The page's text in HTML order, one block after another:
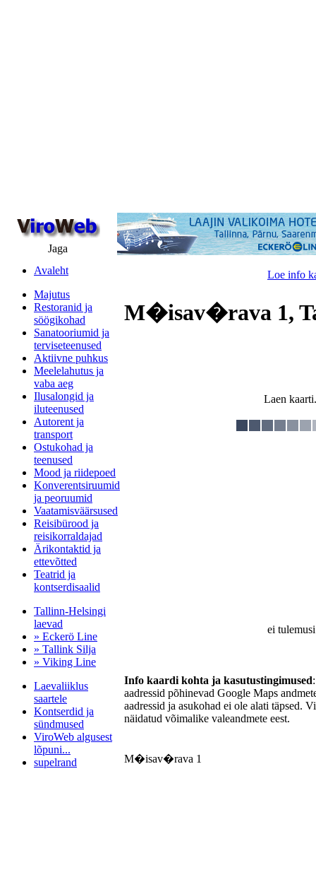
Jaga
Avaleht
Majutus
Restoranid ja
söögikohad
Sanatooriumid ja
terviseteenused
Aktiivne puhkus
Meelelahutus ja
vaba aeg
Ilusalongid ja
iluteenused
Autorent ja
transport
Ostukohad ja
teenused
Mood ja riidepoed
Konverentsiruumid
ja peoruumid
Vaatamisväärsused
Reisibürood ja
reisikorraldajad
Ärikontaktid ja
ettevõtted
Teatrid ja
kontserdisaalid
Tallinn-Helsingi
laevad
» Eckerö Line
» Tallink Silja
» Viking Line
Laevaliiklus
saartele
Kontserdid ja
sündmused
ViroWeb algusest
lõpuni...
supelrand
Loe info
M�isav�rava 1,
Laen
ei
Info kaardi kohta ja kasutustingimused
aadressid põhinevad Google Maps
aadressid ja asukohad ei ole alati täpsed.
näidatud võimalike valeandmete eest.
M�isav�rava 1